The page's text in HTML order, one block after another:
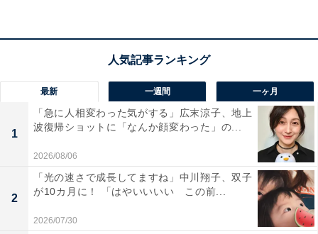
最新 一週間 一ヶ月
1
「急に人相変わった気がする」広末涼子、地上
波復帰ショットに「なんか顔変わった」の...
2026/08/06
2
「光の速さで成長してますね」中川翔子、双子
が10カ月に！ 「はやいいいい この前...
2026/07/30